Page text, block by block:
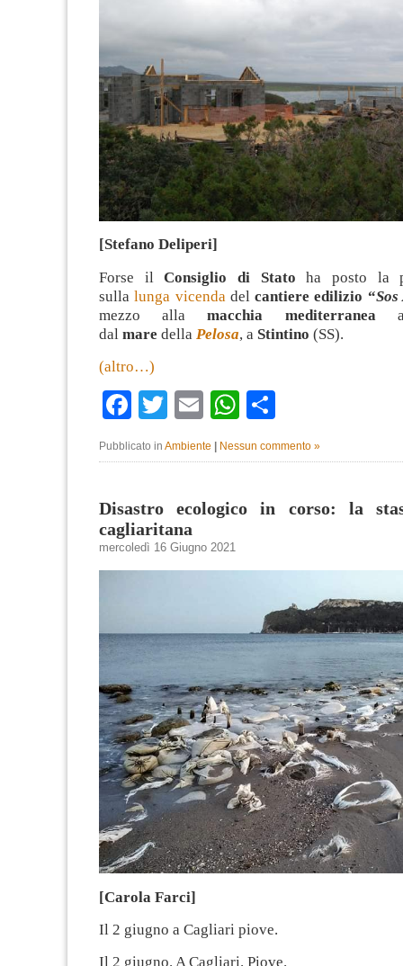
[Stefano Deliperi]
Forse ilConsiglio di Stato ha posto la
sullalunga vicenda del cantiere edilizio “
mezzo allamacchia mediterranea a
dal mare della Pelosa, a Stintino (SS).
(altro…)
Facebook
TwitterEmailWhatsApp
Pubblicato in Ambiente Nessun commento »
Disastro ecologico in corso: la
cagliaritana
mercoledì 16 Giugno 2021
[Carola Farci]
Il 2 giugno a Cagliari piove.
Il 2 giugno. A Cagliari. Piove.